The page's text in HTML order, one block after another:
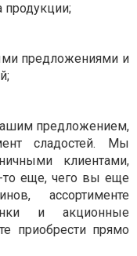
продукции;
предложениями и
предложением,
сладостей. Мы
клиентами,
еще, чего вы еще
ассортименте
и акционные
приобрести прямо